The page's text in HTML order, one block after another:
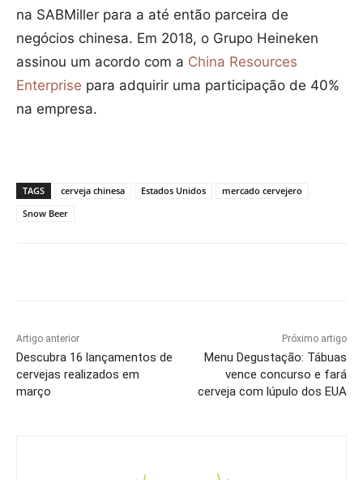
na SABMiller para a até então parceira de
negócios chinesa. Em 2018, o Grupo Heineken
assinou um acordo com a China Resources
Enterprise para adquirir uma participação de 40%
na empresa.
TAGS cerveja chinesa Estados Unidos
mercado cervejero
Snow Beer
Artigo anterior
Descubra 16 lançamentos de
cervejas realizados em
março
Próximo artigo
Menu Degustação: Tábuas
vence concurso e fará
cerveja com lúpulo dos EUA